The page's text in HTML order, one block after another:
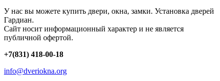
У нас вы можете купить двери, окна, замки. Установка дверей
Гардиан.
Сайт носит информационный характер и не является
публичной офертой.
+7(831) 418-00-18
info@dveriokna.org